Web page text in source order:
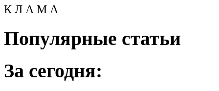
К Л А М А
Популярные статьи
За сегодня: